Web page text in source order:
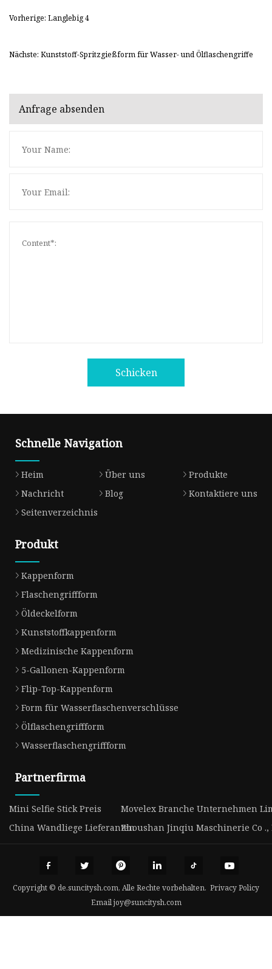
Vorherige: Langlebig 4
Nächste: Kunststoff-Spritzgießform für Wasser- und Ölflaschengriffe
Anfrage absenden
Schicken
Schnelle Navigation
Heim Über uns
Produkte
Nachricht
Blog
Kontaktiere uns
Seitenverzeichnis
Produkt
Kappenform
Flaschengriffform
Öldeckelform
Kunststoffkappenform
Medizinische Kappenform
5-Gallonen-Kappenform
Flip-Top-Kappenform
Form für Wasserflaschenverschlüsse
Ölflaschengriffform
Wasserflaschengriffform
Partnerfirma
Mini Selfie Stick Preis
Movelex Branche Unternehmen
China Wandliege LieferantenZhoushan Jinqiu Maschinerie Co .,
Copyright © de.suncitysh.com, Alle Rechte vorbehalten. Privacy Policy
Emailjoy@suncitysh.com